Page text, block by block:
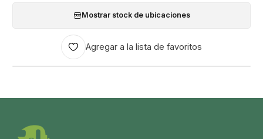
Mostrar stock de ubicaciones
Agregar a la lista de favoritos